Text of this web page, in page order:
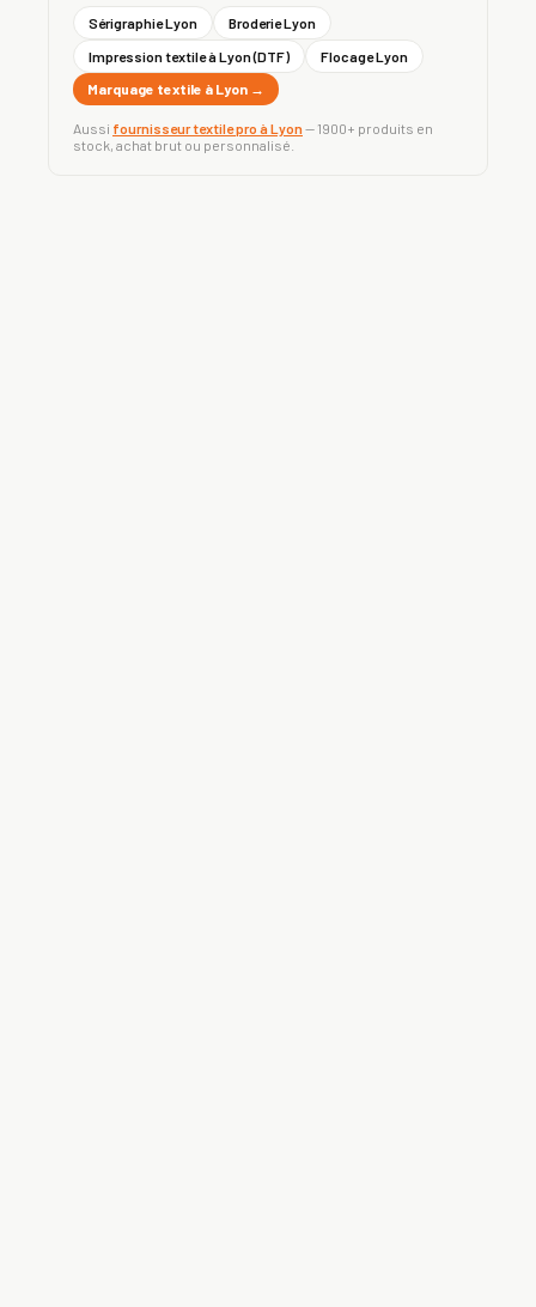
Sérigraphie Lyon
Broderie Lyon
Impression textile à Lyon (DTF)
Flocage Lyon
Marquage textile à Lyon →
Aussi fournisseur textile pro à Lyon— 1900+ produits en
stock, achat brut ou personnalisé.